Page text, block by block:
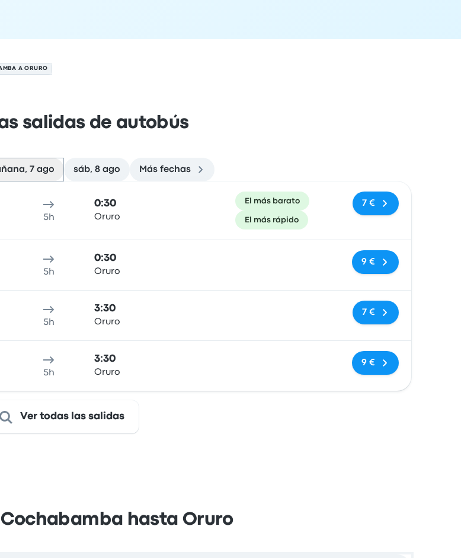
A ORURO
salidas de autobús
7 ago sáb, 8 ago Más fechas
5h
0:30
Oruro
El más barato
El más rápido
7 €
5h
0:30
Oruro
Sin etiquetas
9 €
5h
3:30
Oruro
Sin etiquetas
7 €
5h
3:30
Oruro
Sin etiquetas
9 €
Ver todas las salidas
hasta Oruro